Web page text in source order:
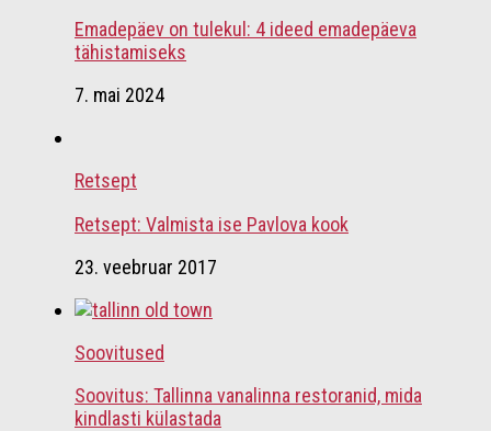
Emadepäev on tulekul: 4 ideed emadepäeva
tähistamiseks
7. mai 2024
Retsept
Retsept: Valmista ise Pavlova kook
23. veebruar 2017
Soovitused
Soovitus: Tallinna vanalinna restoranid, mida
kindlasti külastada